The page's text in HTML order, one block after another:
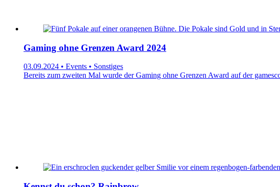
Gaming ohne Grenzen Award 2024
03.09.2024 • Events • Sonstiges
Bereits zum zweiten Mal wurde der Gaming ohne Grenzen Award auf der